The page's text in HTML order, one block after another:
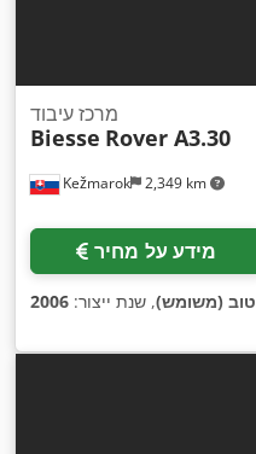
Kežmarok 2,349 km
מרכז עיבוד
Biesse Rover A3.30
מידע על מחיר
טוב (משומש), שנת ייצור: 2006